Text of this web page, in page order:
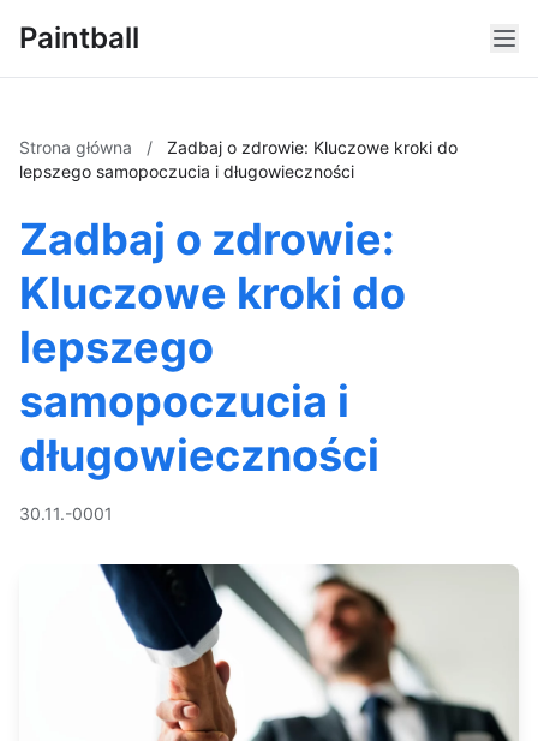
Paintball
Strona główna /
Zadbaj o zdrowie: Kluczowe kroki do
lepszego samopoczucia i długowieczności
Zadbaj o zdrowie:
Kluczowe kroki do
lepszego
samopoczucia i
długowieczności
30.11.-0001